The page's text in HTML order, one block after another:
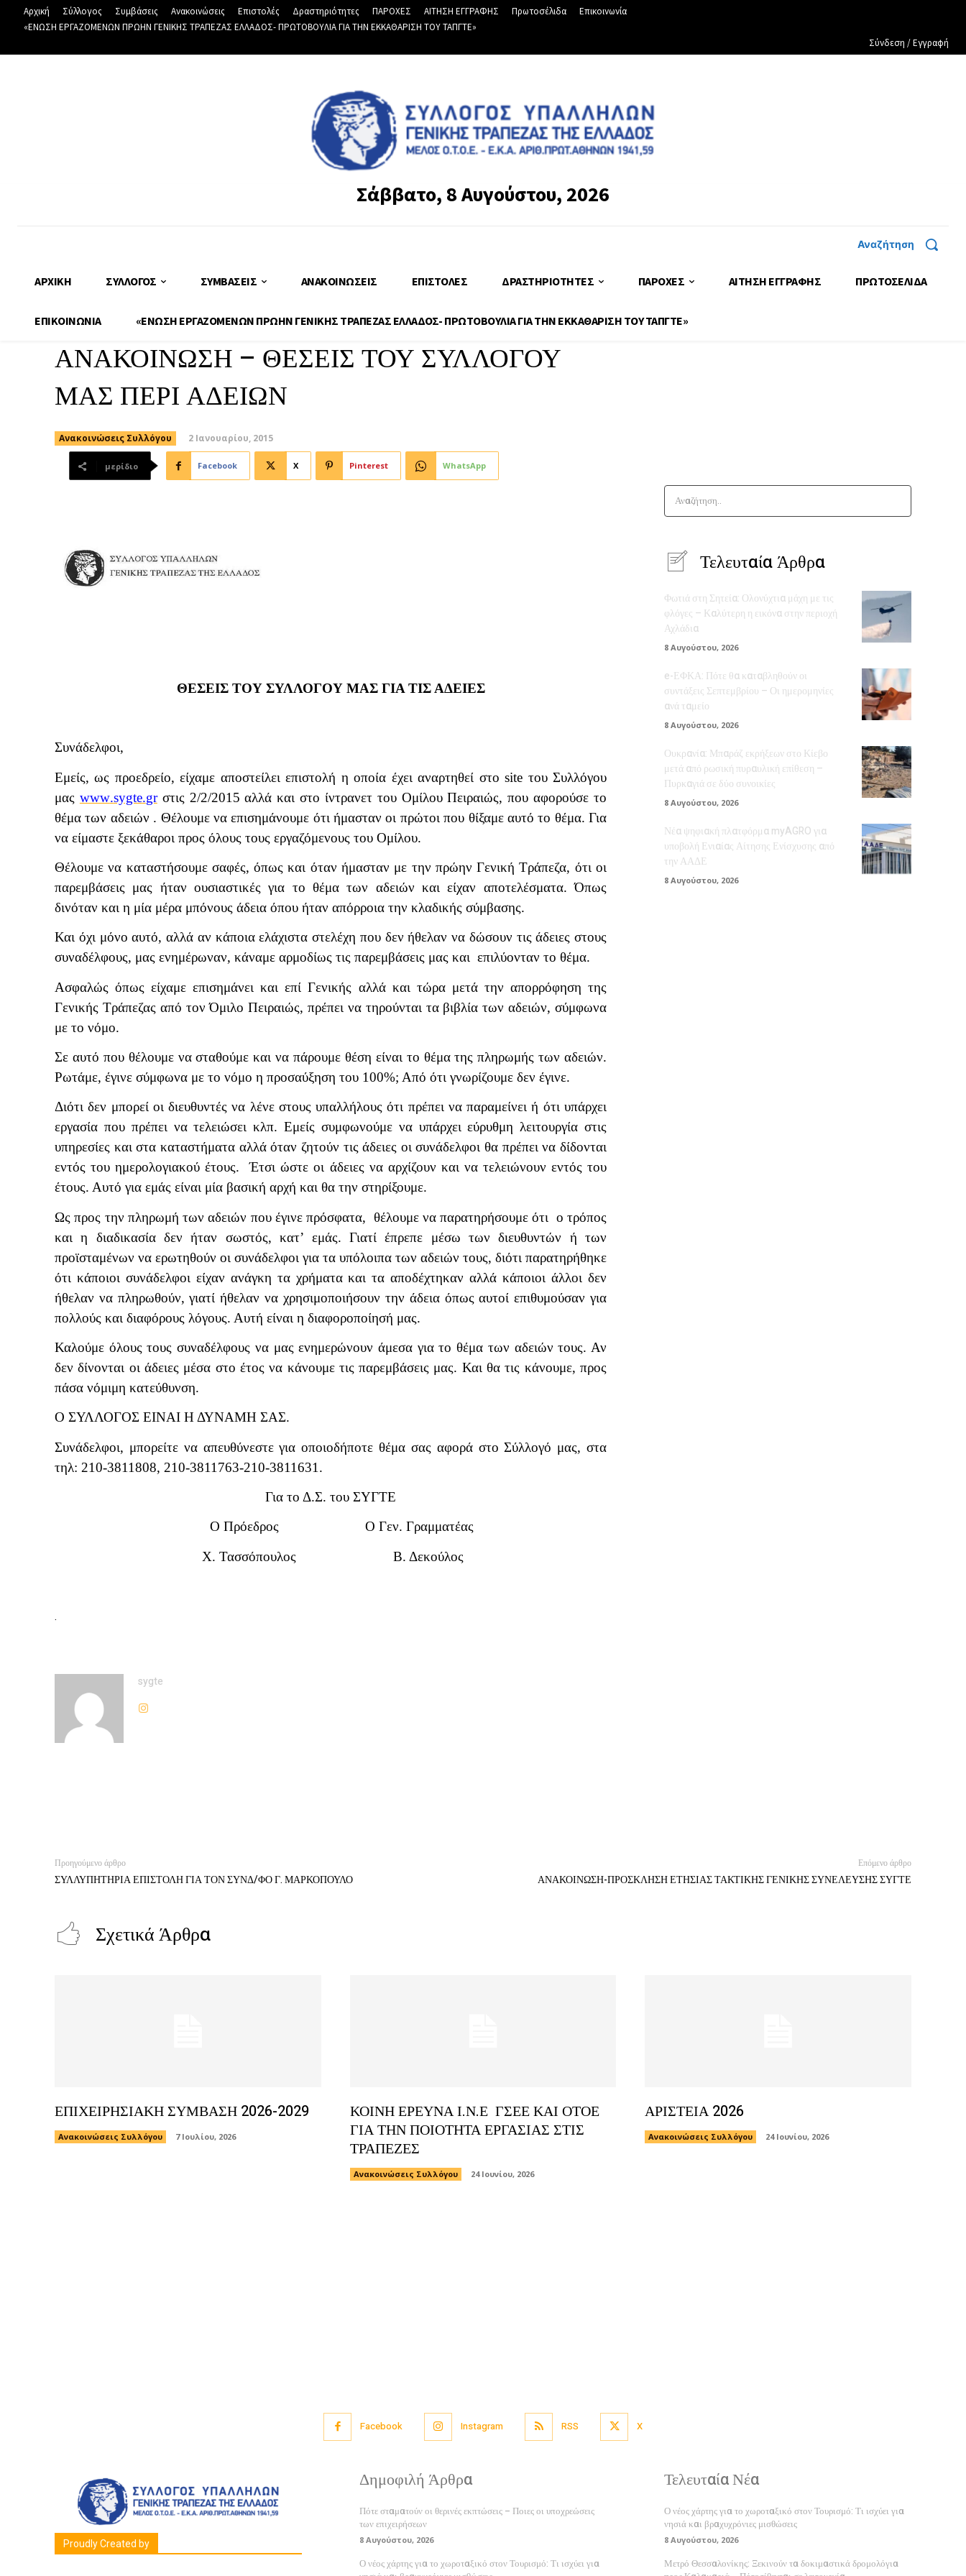
Αρχική Σύλλογος Συμβάσεις Ανακοινώσεις Επιστολές Δραστηριότητες ΠΑΡΟΧΕΣ ΑΙΤΗΣΗ ΕΓΓΡΑΦΗΣ Πρωτοσέλιδα
Επικοινωνία
«ΕΝΩΣΗ ΕΡΓΑΖΟΜΕΝΩΝ ΠΡΩΗΝ ΓΕΝΙΚΗΣ ΤΡΑΠΕΖΑΣ ΕΛΛΑΔΟΣ- ΠΡΩΤΟΒΟΥΛΙΑ ΓΙΑ ΤΗΝ ΕΚΚΑΘΑΡΙΣΗ ΤΟΥ ΤΑΠΓΤΕ»
Σύνδεση / Εγγραφή
Σάββατο, 8 Αυγούστου, 2026
Αναζήτηση
ΑΡΧΙΚΉ ΣΎΛΛΟΓΟΣ ΣΥΜΒΆΣΕΙΣ ΑΝΑΚΟΙΝΏΣΕΙΣ ΕΠΙΣΤΟΛΈΣ ΔΡΑΣΤΗΡΙΌΤΗΤΕΣ ΠΑΡΟΧΕΣ ΑΙΤΗΣΗ ΕΓΓΡΑΦΗΣ ΠΡΩΤΟΣΈΛΙΔΑ
ΕΠΙΚΟΙΝΩΝΊΑ «ΕΝΩΣΗ ΕΡΓΑΖΟΜΕΝΩΝ ΠΡΩΗΝ ΓΕΝΙΚΗΣ ΤΡΑΠΕΖΑΣ ΕΛΛΑΔΟΣ- ΠΡΩΤΟΒΟΥΛΙΑ ΓΙΑ ΤΗΝ ΕΚΚΑΘΑΡΙΣΗ ΤΟΥ ΤΑΠΓΤΕ»
ΑΝΑΚΟΙΝΩΣΗ – ΘΕΣΕΙΣ ΤΟΥ ΣΥΛΛΟΓΟΥ
ΜΑΣ ΠΕΡΙ ΑΔΕΙΩΝ
Ανακοινώσεις Συλλόγου 2 Ιανουαρίου, 2015
μερίδιο Facebook X Pinterest WhatsApp
ΘΕΣΕΙΣ ΤΟΥ ΣΥΛΛΟΓΟΥ ΜΑΣ ΓΙΑ ΤΙΣ ΑΔΕΙΕΣ
Συνάδελφοι,
Εμείς, ως προεδρείο, είχαμε αποστείλει επιστολή η οποία έχει αναρτηθεί στοsite του Συλλόγου
μας www.sygte.gr στις 2/2/2015 αλλά και στο ίντρανετ του Ομίλου Πειραιώς, που αφορούσε το
θέμα των αδειών . Θέλουμε να επισημάνουμε ότι ήμασταν οι πρώτοι που θίξαμε αυτό το θέμα. Για
να είμαστε ξεκάθαροι προς όλους τους εργαζόμενους του Ομίλου.
Θέλουμε να καταστήσουμε σαφές, όπως και όταν ήμασταν με την πρώην Γενική Τράπεζα, ότι οι
παρεμβάσεις μας ήταν ουσιαστικές για το θέμα των αδειών και είχαν αποτελέσματα. Όπως
δινόταν και η μία μέρα μπόνους άδεια όπου ήταν απόρροια την κλαδικής σύμβασης.
Και όχι μόνο αυτό, αλλά αν κάποια ελάχιστα στελέχη που δεν ήθελαν να δώσουν τις άδειες στους
συναδέλφους, μας ενημέρωναν, κάναμε αρμοδίως τις παρεμβάσεις μας και επιλύονταν το θέμα.
Ασφαλώς όπως είχαμε επισημάνει και επί Γενικής αλλά και τώρα μετά την απορρόφηση της
Γενικής Τράπεζας από τον Όμιλο Πειραιώς, πρέπει να τηρούνται τα βιβλία των αδειών, σύμφωνα
με το νόμο.
Σε αυτό που θέλουμε να σταθούμε και να πάρουμε θέση είναι το θέμα της πληρωμής των αδειών.
Ρωτάμε, έγινε σύμφωνα με το νόμο η προσαύξηση του 100%; Από ότι γνωρίζουμε δεν έγινε.
Διότι δεν μπορεί οι διευθυντές να λένε στους υπαλλήλους ότι πρέπει να παραμείνει ή ότι υπάρχει
εργασία που πρέπει να τελειώσει κλπ. Εμείς συμφωνούμε να υπάρχει εύρυθμη λειτουργία στις
υπηρεσίες και στα καταστήματα αλλά όταν ζητούν τις άδειες οι συνάδελφοι θα πρέπει να δίδονται
εντός του ημερολογιακού έτους.
Έτσι ώστε οι άδειες να αρχίζουν και να τελειώνουν εντός του
έτους. Αυτό για εμάς είναι μία βασική αρχή και θα την στηρίξουμε.
Ως προς την πληρωμή των αδειών που έγινε πρόσφατα, θέλουμε να παρατηρήσουμε ότι ο τρόπος
και η διαδικασία δεν ήταν σωστός, κατ’ εμάς. Γιατί έπρεπε μέσω των διευθυντών ή των
προϊσταμένων να ερωτηθούν οι συνάδελφοι για τα υπόλοιπα των αδειών τους, διότι παρατηρήθηκε
ότι κάποιοι συνάδελφοι είχαν ανάγκη τα χρήματα και τα αποδέχτηκαν αλλά κάποιοι άλλοι δεν
ήθελαν να πληρωθούν, γιατί ήθελαν να χρησιμοποιήσουν την άδεια όπως αυτοί επιθυμούσαν για
πολλούς και διαφόρους λόγους. Αυτή είναι η διαφοροποίησή μας.
Καλούμε όλους τους συναδέλφους να μας ενημερώνουν άμεσα για το θέμα των αδειών τους. Αν
δεν δίνονται οι άδειες μέσα στο έτος να κάνουμε τις παρεμβάσεις μας. Και θα τις κάνουμε, προς
πάσα νόμιμη κατεύθυνση.
Ο ΣΥΛΛΟΓΟΣ ΕΙΝΑΙ Η ΔΥΝΑΜΗ ΣΑΣ.
Συνάδελφοι, μπορείτε να απευθύνεστε για οποιοδήποτε θέμα σας αφορά στο Σύλλογό μας, στα
τηλ: 210-3811808, 210-3811763-210-3811631.
Για το Δ.Σ. του ΣΥΓΤΕ
Ο Πρόεδρος Ο Γεν. Γραμματέας
Χ. Τασσόπουλος Β. Δεκούλος
.
sygte
Αναζήτηση..
Τελευταία Άρθρα
Φωτιά στη Σητεία: Ολονύχτια μάχη με τις
φλόγες – Καλύτερη η εικόνα στην περιοχή
Αχλάδια
8 Αυγούστου, 2026
e-ΕΦΚΑ: Πότε θα καταβληθούν οι
συντάξεις Σεπτεμβρίου – Οι ημερομηνίες
ανά ταμείο
8 Αυγούστου, 2026
Ουκρανία: Μπαράζ εκρήξεων στο Κίεβο
μετά από ρωσική πυραυλική επίθεση –
Πυρκαγιά σε δύο συνοικίες
8 Αυγούστου, 2026
Νέα ψηφιακή πλατφόρμα myAGRO για
υποβολή Ενιαίας Αίτησης Ενίσχυσης από
την ΑΑΔΕ
8 Αυγούστου, 2026
Προηγούμενο άρθρο
ΣΥΛΛΥΠΗΤΗΡΙΑ ΕΠΙΣΤΟΛΗ ΓΙΑ ΤΟΝ ΣΥΝΔ/ΦΟ Γ. ΜΑΡΚΟΠΟΥΛΟ
Επόμενο άρθρο
ΑΝΑΚΟΙΝΩΣΗ-ΠΡΟΣΚΛΗΣΗ ΕΤΗΣΙΑΣ ΤΑΚΤΙΚΗΣ ΓΕΝΙΚΗΣ ΣΥΝΕΛΕΥΣΗΣ ΣΥΓΤΕ
Σχετικά Άρθρα
ΕΠΙΧΕΙΡΗΣΙΑΚΗ ΣΥΜΒΑΣΗ 2026-2029
Ανακοινώσεις Συλλόγου 7 Ιουλίου, 2026
ΚΟΙΝΗ ΕΡΕΥΝΑ Ι.Ν.Ε ΓΣΕΕ ΚΑΙ ΟΤΟΕ
ΓΙΑ ΤΗΝ ΠΟΙΟΤΗΤΑ ΕΡΓΑΣΙΑΣ ΣΤΙΣ
ΤΡΑΠΕΖΕΣ
Ανακοινώσεις Συλλόγου 24 Ιουνίου, 2026
ΑΡΙΣΤΕΙΑ 2026
Ανακοινώσεις Συλλόγου 24 Ιουνίου, 2026
Facebook Instagram RSS X
Proudly Created by
Δημοφιλή Άρθρα
Πότε σταματούν οι θερινές εκπτώσεις – Ποιες οι υποχρεώσεις
των επιχειρήσεων
8 Αυγούστου, 2026
Ο νέος χάρτης για το χωροταξικό στον Τουρισμό: Τι ισχύει για
Τελευταία Νέα
Ο νέος χάρτης για το χωροταξικό στον Τουρισμό: Τι ισχύει για
νησιά και βραχυχρόνιες μισθώσεις
8 Αυγούστου, 2026
Μετρό Θεσσαλονίκης: Ξεκινούν τα δοκιμαστικά δρομολόγια